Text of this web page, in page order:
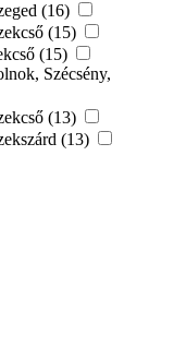
(16)
(15)
(15)
Szécsény,
(13)
(13)